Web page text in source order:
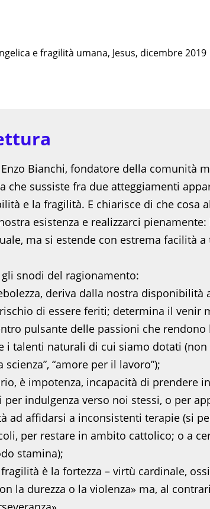
e fragilità umana, Jesus, dicembre 2019
Bianchi, fondatore della comunità
che sussiste fra due atteggiamenti
e la fragilità. E chiarisce di che cosa
esistenza e realizzarci
ma si estende con estrema facilità
snodi del ragionamento:
deriva dalla nostra disponibilità
di essere feriti; determina il venir
pulsante delle passioni che rendono
i talenti naturali di cui siamo dotati
scienza”, “amore per il lavoro”);
è impotenza, incapacità di prendere
indulgenza verso noi stessi, o per
ad affidarsi a inconsistenti terapie (si
per restare in ambito cattolico; o a
stamina);
è la fortezza – virtù cardinale,
la durezza o la violenza» ma, al